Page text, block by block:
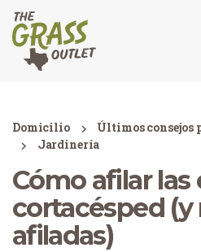
Domicilio
Últimos consejos
Jardinería
Cómo afilar
cortacésped
afiladas)